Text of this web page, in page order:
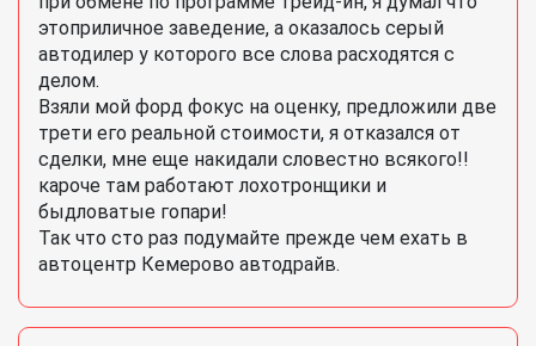
этоприличное заведение, а оказалось серый
автодилер у которого все слова расходятся с
делом.
Взяли мой форд фокус на оценку, предложили две
трети его реальной стоимости, я отказался от
сделки, мне еще накидали словестно всякого!!
кароче там работают лохотронщики и
быдловатые гопари!
Так что сто раз подумайте прежде чем ехать в
автоцентр Кемерово автодрайв.